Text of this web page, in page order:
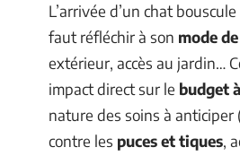
L’arrivée d’un chat
faut réfléchir à son mode
extérieur, accès au jardin…
impact direct sur le budget
nature des soins à
contre les puces et tiques,